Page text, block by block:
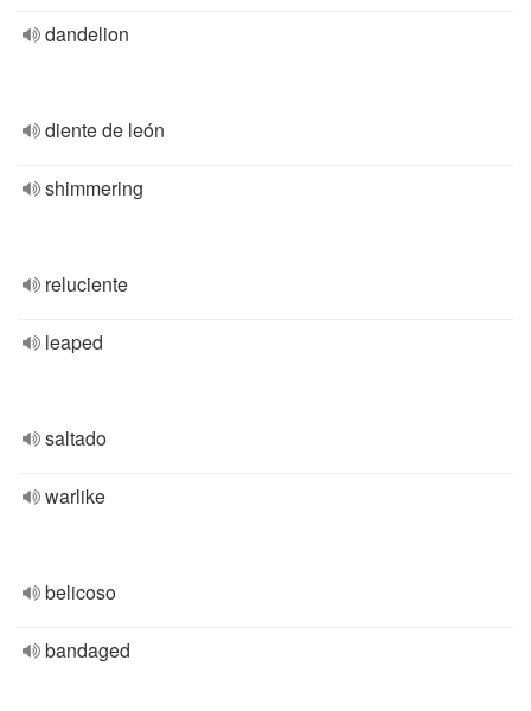
dandelion
diente de león
shimmering
reluciente
leaped
saltado
warlike
belicoso
bandaged